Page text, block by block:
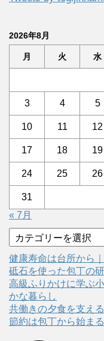
2026年8月
月 火 水
3 4 5
10 11 12
17 18 19
24 25 26
31
« 7月
テ
ゴ
リ
ー
健康寿命は台所から
砥石を使った包丁の
高級ふりかけに学ぶ
かな暮らし
共働きの夕食を支え
節約は包丁から始ま